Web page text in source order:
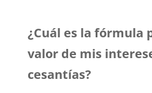
¿Cuál es la fórmula
valor de mis
cesantías?